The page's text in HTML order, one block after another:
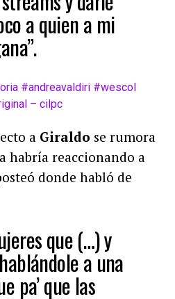
a quien a mi
#andreavaldiri #wescol
– cilpc
a Giraldo se rumora
habría reaccionando a
donde habló de
que (…) y
a una
pa’ que las